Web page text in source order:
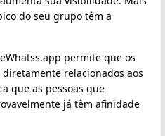
do seu grupo têm a
permite que os
relacionados aos
que as pessoas que
já têm afinidade